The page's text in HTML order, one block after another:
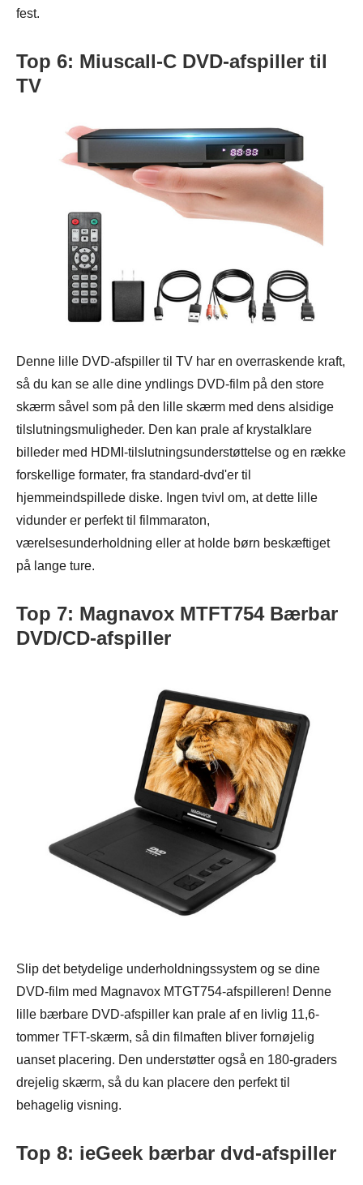
fest.
Top 6: Miuscall-C DVD-afspiller til
TV
Denne lille DVD-afspiller til TV har en overraskende kraft,
så du kan se alle dine yndlings DVD-film på den store
skærm såvel som på den lille skærm med dens alsidige
tilslutningsmuligheder. Den kan prale af krystalklare
billeder med HDMI-tilslutningsunderstøttelse og en række
forskellige formater, fra standard-dvd'er til
hjemmeindspillede diske. Ingen tvivl om, at dette lille
vidunder er perfekt til filmmaraton,
værelsesunderholdning eller at holde børn beskæftiget
på lange ture.
Top 7: Magnavox MTFT754 Bærbar
DVD/CD-afspiller
Slip det betydelige underholdningssystem og se dine
DVD-film med Magnavox MTGT754-afspilleren! Denne
lille bærbare DVD-afspiller kan prale af en livlig 11,6-
tommer TFT-skærm, så din filmaften bliver fornøjelig
uanset placering. Den understøtter også en 180-graders
drejelig skærm, så du kan placere den perfekt til
behagelig visning.
Top 8: ieGeek bærbar dvd-afspiller